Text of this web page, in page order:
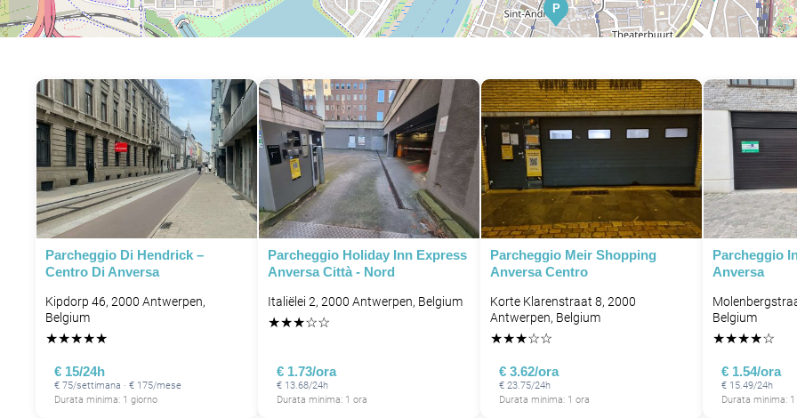
P
P
P
Parcheggio Di Hendrick –
Centro Di Anversa
Kipdorp 46, 2000 Antwerpen,
Belgium
★★★★★
€ 15/24h
€ 75/settimana · € 175/mese
Durata minima: 1 giorno
Parcheggio Holiday Inn Express
Anversa Città - Nord
Italiëlei 2, 2000 Antwerpen, Belgium
★★★☆☆
€ 1.73/ora
€ 13.68/24h
Durata minima: 1 ora
Parcheggio Meir Shopping
Anversa Centro
Korte Klarenstraat 8, 2000
Antwerpen, Belgium
★★★☆☆
€ 3.62/ora
€ 23.75/24h
Durata minima: 1 ora
Parcheggio
Anversa
Belgium
★★★★☆
€ 1.54/ora
€ 15.49/24h
Durata minima: